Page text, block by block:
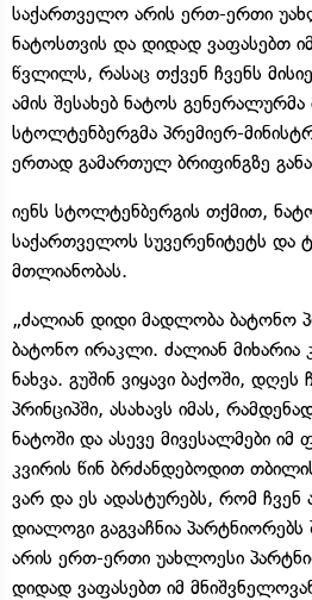
საქართველო არის ერთ-ერთი
ნატოსთვის და დიდად ვაფასებთ
წვლილს, რასაც თქვენ ჩვენს
ამის შესახებ ნატოს გენერალურმა
სტოლტენბერგმა პრემიერ-
ერთად გამართულ ბრიფინგზე
იენს სტოლტენბერგის თქმით,
საქართველოს სუვერენიტეტს და
მთლიანობას.
„ძალიან დიდი მადლობა ბატონო
ბატონო ირაკლი. ძალიან
ნახვა. გუშინ ვიყავი ბაქოში,
პრინციპში, ასახავს იმას,
ნატოში და ასევე მივესალმები
კვირის წინ ბრძანდებოდით
ვარ და ეს ადასტურებს, რომ ჩვენ
დიალოგი გაგვაჩნია
არის ერთ-ერთი უახლოესი
დიდად ვაფასებთ იმ